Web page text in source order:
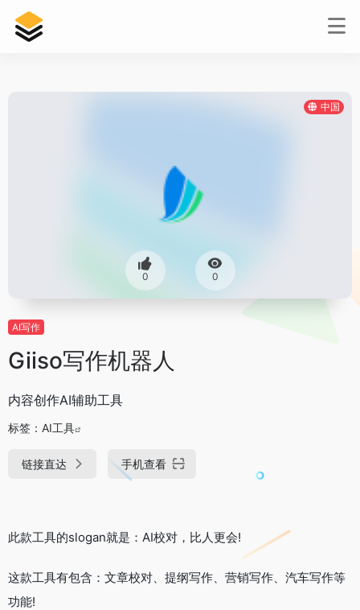
中国
0 0
AI写作
Giiso写作机器人
内容创作AI辅助工具
标签： AI工具
链接直达 手机查看
此款工具的slogan就是：AI校对，比人更会!
这款工具有包含：文章校对、提纲写作、营销写作、汽车写作等
功能!